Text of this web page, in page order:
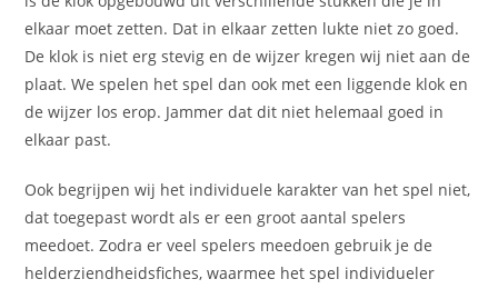
elkaar moet zetten. Dat in elkaar zetten lukte niet zo goed.
De klok is niet erg stevig en de wijzer kregen wij niet aan de
plaat. We spelen het spel dan ook met een liggende klok en
de wijzer los erop. Jammer dat dit niet helemaal goed in
elkaar past.
Ook begrijpen wij het individuele karakter van het spel niet,
dat toegepast wordt als er een groot aantal spelers
meedoet. Zodra er veel spelers meedoen gebruik je de
helderziendheidsfiches, waarmee het spel individueler